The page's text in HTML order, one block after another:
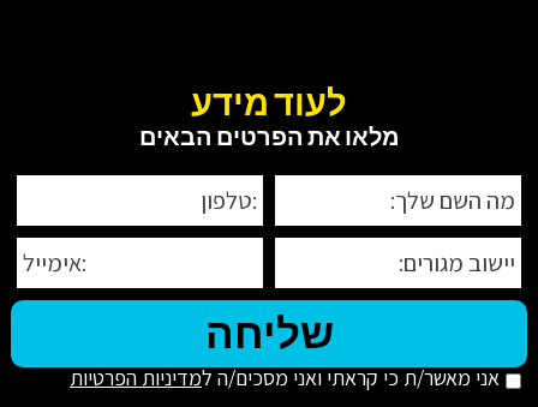
לעוד מידע
מלאו את הפרטים הבאים
אני מאשר/ת כי קראתי ואני מסכים/ה למדיניות הפרטיות